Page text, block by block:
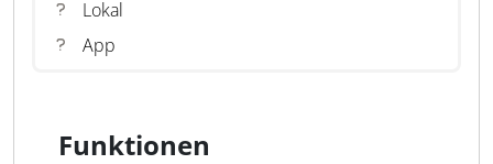
Lokal
App
Funktionen